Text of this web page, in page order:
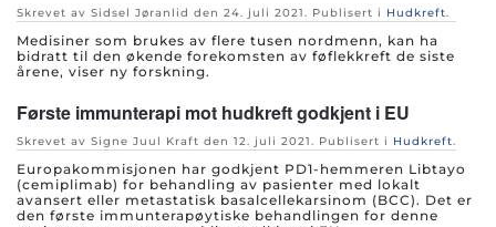
Skrevet av Sidsel Jøranlid den 24. juli 2021. Publisert i Hudkreft.
Medisiner som brukes av flere tusen nordmenn, kan ha
bidratt til den økende forekomsten av føflekkreft de siste
årene, viser ny forskning.
Første immunterapi mot hudkreft godkjent i EU
Skrevet av Signe Juul Kraft den 12. juli 2021. Publisert i Hudkreft.
Europakommisjonen har godkjent PD1-hemmeren Libtayo
(cemiplimab) for behandling av pasienter med lokalt
avansert eller metastatisk basalcellekarsinom (BCC). Det er
den første immunterapøytiske behandlingen for denne